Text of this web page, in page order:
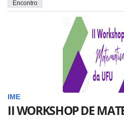
Encontro
IME
II WORKSHOP DE